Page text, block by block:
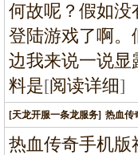
何故呢？假如没
登陆游戏了啊。
边我来说一说显
料是[阅读详细]
[天龙开服一条龙服务] 热血传
热血传奇手机版